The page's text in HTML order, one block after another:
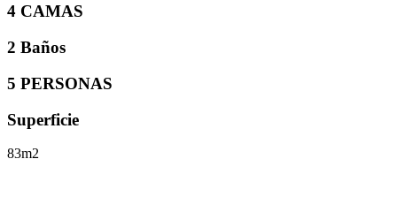
4 CAMAS
2 Baños
5 PERSONAS
Superficie
83m2